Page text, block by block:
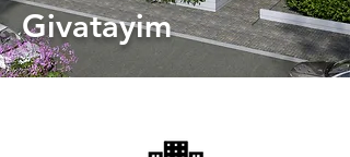
Givatayim